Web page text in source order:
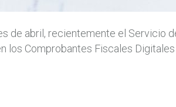
de abril, recientemente el Servicio
los Comprobantes Fiscales